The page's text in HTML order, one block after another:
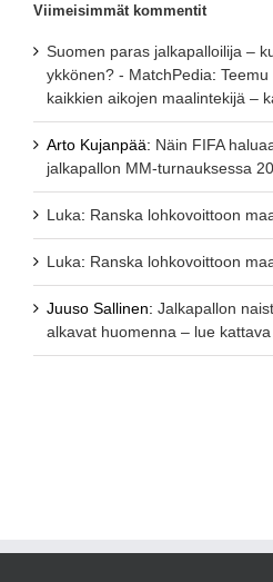
Viimeisimmät kommentit
Suomen paras jalkapalloilija –
ykkönen? - MatchPedia: Teemu
kaikkien aikojen maalintekijä –
Arto Kujanpää: Näin FIFA
jalkapallon MM-turnauksessa
Luka: Ranska lohkovoittoon
Luka: Ranska lohkovoittoon
Juuso Sallinen: Jalkapallon
alkavat huomenna – lue